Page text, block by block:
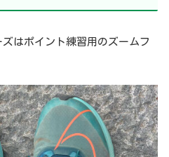
はポイント練習用のズームフ